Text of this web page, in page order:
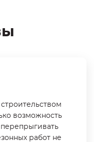
возможность
работ не